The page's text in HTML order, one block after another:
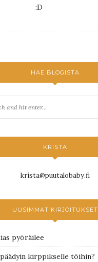
:D
HAE BLOGISTA
KRISTA
krista@puutalobaby.fi
UUSIMMAT KIRJOITUKSET
pyöräilee
kirppikselle töihin?